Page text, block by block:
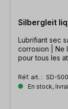
Silbergleit
Lubrifiant sec
corrosion | Ne
pour tous les
Réf. art. : SD-
En stock,